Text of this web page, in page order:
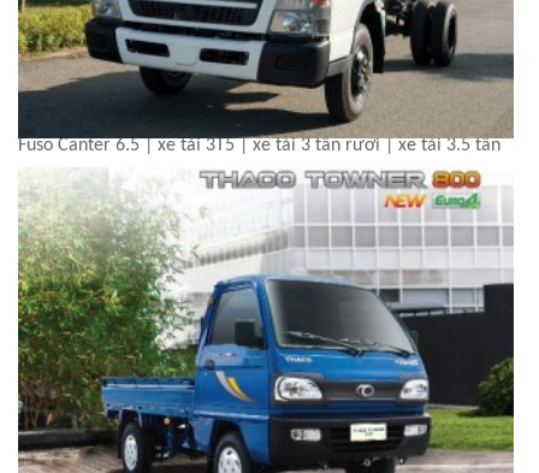
Fuso Canter 6.5 | xe tải 3T5 | xe tải 3 tấn rưỡi | xe tải 3.5 tấn